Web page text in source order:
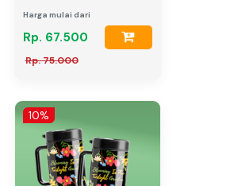
Harga mulai dari
Rp. 67.500
Rp. 75.000
10%